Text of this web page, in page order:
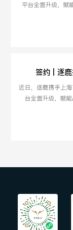
平台全面升级，赋
签约 | 逐
近日，逐鹿携手上
台全面升级，赋